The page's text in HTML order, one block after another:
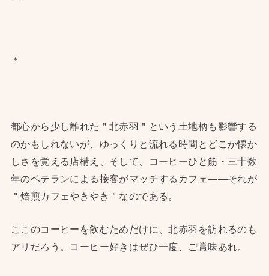
＊
都心から少し離れた＂北赤羽＂という土地柄も影響する
のかもしれないが、ゆっくりと流れる時間とどこか懐か
しさを覚える店構え、そして、コーヒーひと筋・三十数
年のベテランによる接客がマッチするカフェ——それが
＂焙煎カフェやきやき＂なのである。
ここのコーヒーを飲むためだけに、北赤羽を訪れるのも
アリだろう。コーヒー好きはぜひ一度、ご賞味あれ。